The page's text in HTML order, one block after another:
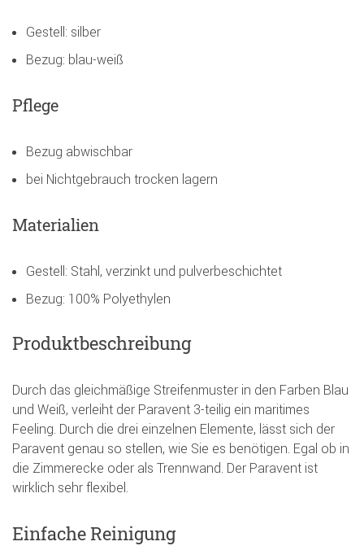
Gestell: silber
Bezug: blau-weiß
Pflege
Bezug abwischbar
bei Nichtgebrauch trocken lagern
Materialien
Gestell: Stahl, verzinkt und pulverbeschichtet
Bezug: 100% Polyethylen
Produktbeschreibung
Durch das gleichmäßige Streifenmuster in den Farben Blau
und Weiß, verleiht der Paravent 3-teilig ein maritimes
Feeling. Durch die drei einzelnen Elemente, lässt sich der
Paravent genau so stellen, wie Sie es benötigen. Egal ob in
die Zimmerecke oder als Trennwand. Der Paravent ist
wirklich sehr flexibel.
Einfache Reinigung